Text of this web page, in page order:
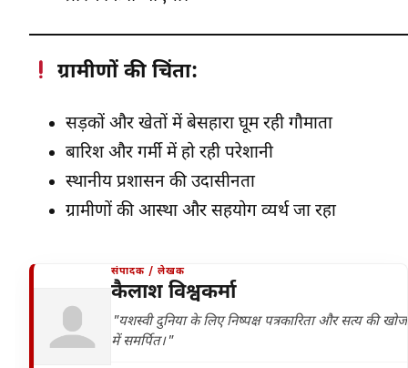
ग्रामीणों की चिंता:
सड़कों और खेतों में बेसहारा घूम रही गौमाता
बारिश और गर्मी में हो रही परेशानी
स्थानीय प्रशासन की उदासीनता
ग्रामीणों की आस्था और सहयोग व्यर्थ जा रहा
संपादक / लेखक
कैलाश विश्वकर्मा
"यशस्वी दुनिया के लिए निष्पक्ष पत्रकारिता और सत्य की खोज
में समर्पित।"